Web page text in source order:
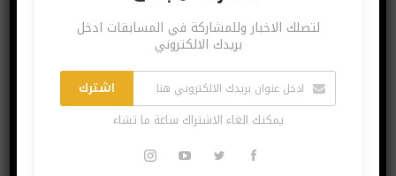
اشتراك مجاني
لتصلك الاخبار وللمشاركة في المسابقات ادخل بريدك
لتصلك الاخبار وللمشاركة في المسابقات ادخل
بريدك الالكتروني
اشترك
يمكنك الغاء الاشتراك ساعة ما تشاء